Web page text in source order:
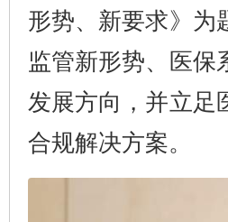
形势、新要求》为
监管新形势、医
发展方向，并立足
合规解决方案。